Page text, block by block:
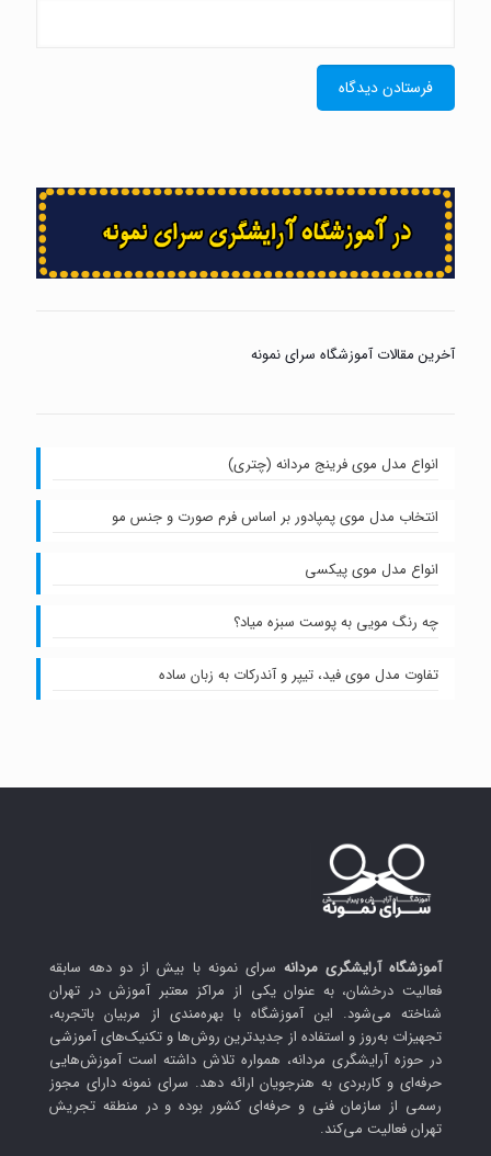
آخرین مقالات آموزشگاه سرای نمونه
انواع مدل موی فرینج مردانه (چتری)
انتخاب مدل موی پمپادور بر اساس فرم صورت و جنس مو
انواع مدل موی پیکسی
چه رنگ مویی به پوست سبزه میاد؟
تفاوت مدل موی فید، تیپر و آندرکات به زبان ساده
آموزشگاه آرایشگری مردانه سرای نمونه با بیش از دو دهه سابقه
فعالیت درخشان، به عنوان یکی از مراکز معتبر آموزش در تهران
شناخته می‌شود. این آموزشگاه با بهره‌مندی از مربیان باتجربه،
تجهیزات به‌روز و استفاده از جدیدترین روش‌ها و تکنیک‌های آموزشی
در حوزه آرایشگری مردانه، همواره تلاش داشته است آموزش‌هایی
حرفه‌ای و کاربردی به هنرجویان ارائه دهد. سرای نمونه دارای مجوز
رسمی از سازمان فنی و حرفه‌ای کشور بوده و در منطقه تجریش
تهران فعالیت می‌کند.